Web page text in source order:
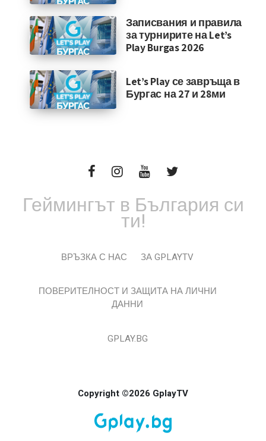
Записвания и правила
за турнирите на Let’s
Play Burgas 2026
Let’s Play се завръща в
Бургас на 27 и 28ми
Геймингът в България си
ти!
ВРЪЗКА С НАС ЗА GPLAYTV
ПОВЕРИТЕЛНОСТ И ЗАЩИТА НА ЛИЧНИ
ДАННИ
GPLAY.BG
Copyright ©2026 GplayTV